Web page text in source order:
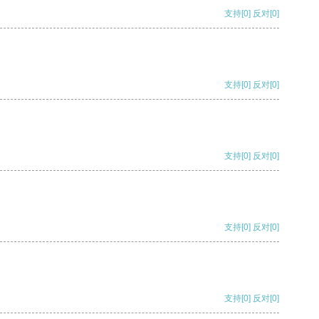
支持[0] 反对[0]
支持[0] 反对[0]
支持[0] 反对[0]
支持[0] 反对[0]
支持[0] 反对[0]